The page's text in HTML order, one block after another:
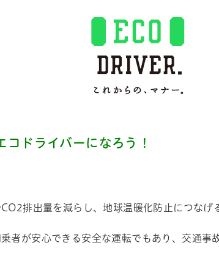
コドライバーになろう！
排出量を減らし、地球温暖化防止につなげ
者が安心できる安全な運転でもあり、交通事